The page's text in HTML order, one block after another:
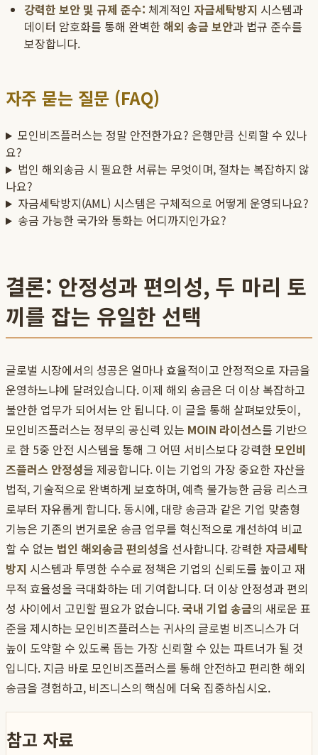
강력한 보안 및 규제 준수: 체계적인 자금세탁방지 시스템과
데이터 암호화를 통해 완벽한해외 송금 보안과 법규 준수를
보장합니다.
자주 묻는 질문 (FAQ)
모인비즈플러스는 정말 안전한가요? 은행만큼 신뢰할 수 있나
요?
법인 해외송금 시 필요한 서류는 무엇이며, 절차는 복잡하지 않
나요?
자금세탁방지(AML) 시스템은 구체적으로 어떻게 운영되나요?
송금 가능한 국가와 통화는 어디까지인가요?
결론: 안정성과 편의성, 두 마리 토
끼를 잡는 유일한 선택
글로벌 시장에서의 성공은 얼마나 효율적이고 안정적으로 자금을
운영하느냐에 달려있습니다. 이제 해외 송금은 더 이상 복잡하고
불안한 업무가 되어서는 안 됩니다. 이 글을 통해 살펴보았듯이,
모인비즈플러스는 정부의 공신력 있는 MOIN 라이선스를 기반으
로 한 5중 안전 시스템을 통해 그 어떤 서비스보다 강력한모인비
즈플러스 안정성을 제공합니다. 이는 기업의 가장 중요한 자산을
법적, 기술적으로 완벽하게 보호하며, 예측 불가능한 금융 리스크
로부터 자유롭게 합니다. 동시에, 대량 송금과 같은 기업 맞춤형
기능은 기존의 번거로운 송금 업무를 혁신적으로 개선하여 비교
할 수 없는 법인 해외송금 편의성을 선사합니다. 강력한 자금세탁
방지 시스템과 투명한 수수료 정책은 기업의 신뢰도를 높이고 재
무적 효율성을 극대화하는 데 기여합니다. 더 이상 안정성과 편의
성 사이에서 고민할 필요가 없습니다.국내 기업 송금의 새로운 표
준을 제시하는 모인비즈플러스는 귀사의 글로벌 비즈니스가 더
높이 도약할 수 있도록 돕는 가장 신뢰할 수 있는 파트너가 될 것
입니다. 지금 바로 모인비즈플러스를 통해 안전하고 편리한 해외
송금을 경험하고, 비즈니스의 핵심에 더욱 집중하십시오.
참고 자료